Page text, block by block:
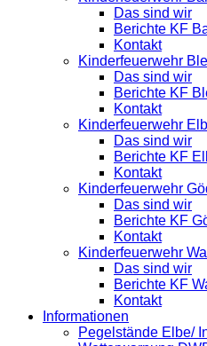
Das sind wir
Berichte KF
Kontakt
Kinderfeuerwehr
Das sind wir
Berichte KF
Kontakt
Kinderfeuerwehr
Das sind wir
Berichte KF
Kontakt
Kinderfeuerwehr
Das sind wir
Berichte KF
Kontakt
Kinderfeuerwehr
Das sind wir
Berichte KF
Kontakt
Informationen
Pegelstände Elbe/